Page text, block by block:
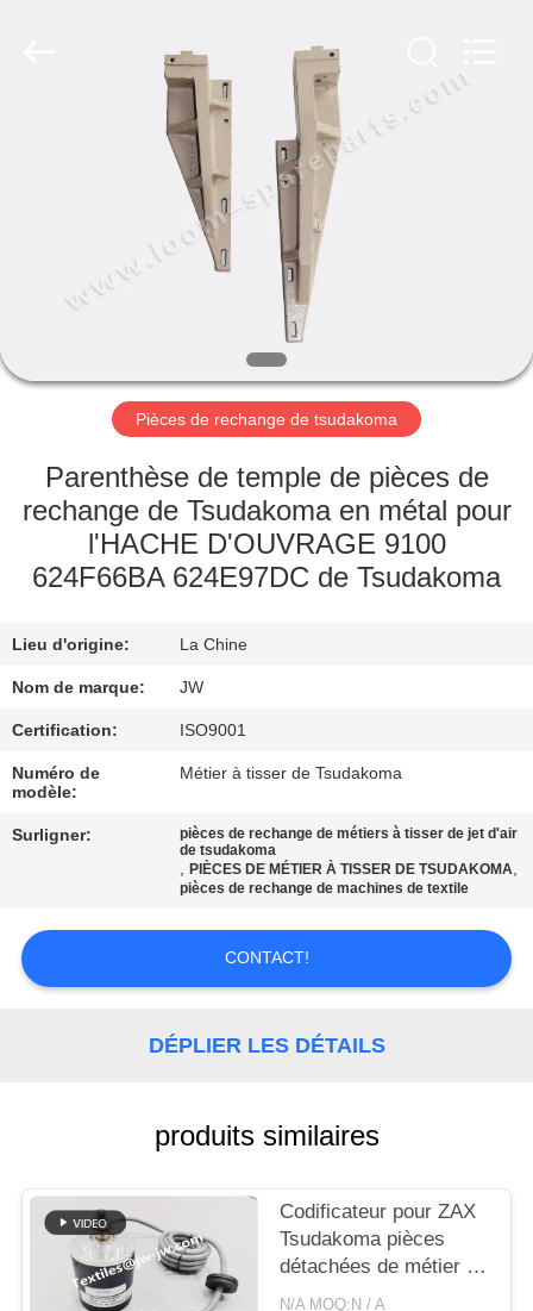
PROPOS
DE
NOUS
VISITE
D'USINE
CONTRÔLE
LA
QUALITÉ
CONTACT
NOUVELLES
DEMANDE
SOUMISSION
PRIVACY
POLICY
Pièces de rechange de tsudakoma
Parenthèse de temple de pièces de
rechange de Tsudakoma en métal pour
l'HACHE D'OUVRAGE 9100
624F66BA 624E97DC de Tsudakoma
Lieu d'origine: La Chine
Nom de marque: JW
Certification: ISO9001
Numéro de
modèle:
Métier à tisser de Tsudakoma
Surligner:
pièces de rechange de métiers à tisser de jet d'air
de tsudakoma
,PIÈCES DE MÉTIER À TISSER DE TSUDAKOMA,
pièces de rechange de machines de textile
CONTACT!
DÉPLIER LES DÉTAILS
produits similaires
Codificateur pour ZAX
Tsudakoma pièces
détachées de métier à
tisser 627335
N/A MOQ:N / A